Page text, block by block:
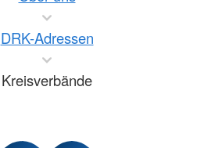
DRK-Adressen
Kreisverbände